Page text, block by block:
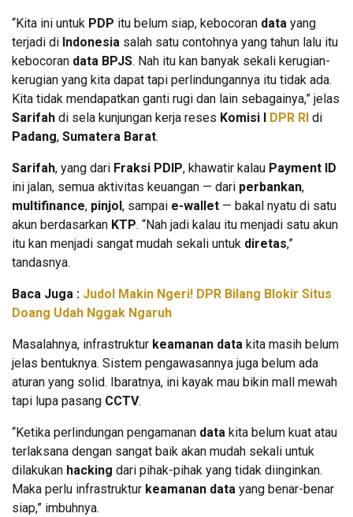
“Kita ini untuk PDP itu belum siap, kebocoran data yang
terjadi di Indonesia salah satu contohnya yang tahun lalu itu
kebocoran data BPJS. Nah itu kan banyak sekali kerugian-
kerugian yang kita dapat tapi perlindungannya itu tidak ada.
Kita tidak mendapatkan ganti rugi dan lain sebagainya,” jelas
Sarifah di sela kunjungan kerja reses Komisi I DPR RI di
Padang, Sumatera Barat.
Sarifah, yang dari Fraksi PDIP, khawatir kalau Payment ID
ini jalan, semua aktivitas keuangan — dari perbankan,
multifinance, pinjol, sampai e-wallet — bakal nyatu di satu
akun berdasarkan KTP. “Nah jadi kalau itu menjadi satu akun
itu kan menjadi sangat mudah sekali untuk diretas,”
tandasnya.
Baca Juga : Judol Makin Ngeri! DPR Bilang Blokir Situs
Doang Udah Nggak Ngaruh
Masalahnya, infrastruktur keamanan data kita masih belum
jelas bentuknya. Sistem pengawasannya juga belum ada
aturan yang solid. Ibaratnya, ini kayak mau bikin mall mewah
tapi lupa pasang CCTV.
“Ketika perlindungan pengamanan data kita belum kuat atau
terlaksana dengan sangat baik akan mudah sekali untuk
dilakukan hacking dari pihak-pihak yang tidak diinginkan.
Maka perlu infrastruktur keamanan data yang benar-benar
siap,” imbuhnya.